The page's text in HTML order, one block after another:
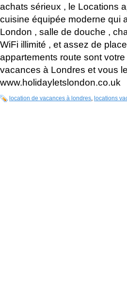
achats sérieux , le Locations
cuisine équipée moderne qui
London , salle de douche ,
WiFi illimité , et assez de
appartements route sont
vacances à Londres et vous
www.holidayletslondon.co.uk
location de vacances à londres locations